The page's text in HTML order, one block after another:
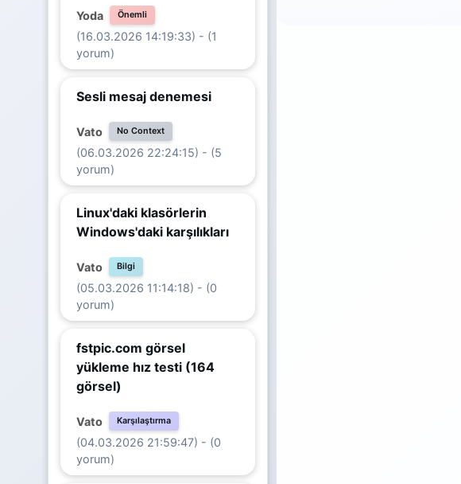
Yoda Önemli
(16.03.2026 14:19:33) - (1
yorum)
Sesli mesaj denemesi
Vato No Context
(06.03.2026 22:24:15) - (5
yorum)
Linux'daki klasörlerin
Windows'daki karşılıkları
Vato Bilgi
(05.03.2026 11:14:18) - (0
yorum)
fstpic.com görsel
yükleme hız testi (164
görsel)
Vato Karşılaştırma
(04.03.2026 21:59:47) - (0
yorum)